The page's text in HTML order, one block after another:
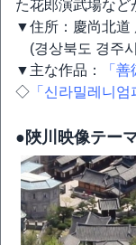
た花郎演武場など
▼住所：慶尚北道
(경상북도 경주
▼主な作品：
「善
◇ 「신라밀레니
●陜川映像テー